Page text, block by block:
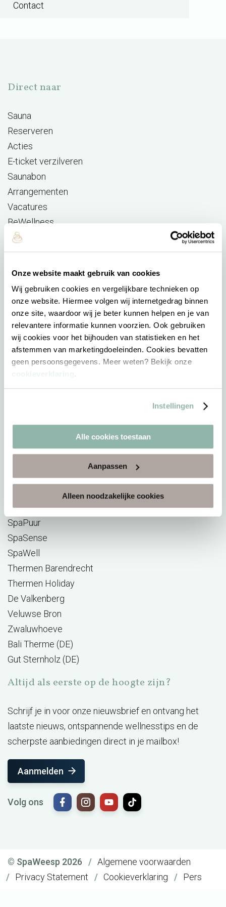
Onze website maakt gebruik van cookies
Wij gebruiken cookies en vergelijkbare technieken op
onze website. Hiermee volgen wij internetgedrag binnen
onze site, waardoor wij je beter kunnen helpen en je van
relevantere informatie kunnen voorzien. Ook gebruiken
wij cookies voor het bijhouden van statistieken en het
afstemmen van marketingdoeleinden. Cookies bevatten
geen persoonsgegevens. Meer weten? Bekijk onze
.
Instellingen
Alle cookies toestaan
Aanpassen
Alleen noodzakelijke cookies
Contact
Direct naar
Sauna
Reserveren
Acties
E-ticket verzilveren
Saunabon
Arrangementen
Vacatures
BeWellness
Massage opleidingen
Wellness Giftcard
Praktische info
Entreeprijzen
Badenkaarten
Badkledingdagen
Reservering wijzigen
Ons goede doel
Hezemeer
SpaPuur
SpaSense
SpaWell
Thermen Barendrecht
Thermen Holiday
De Valkenberg
Veluwse Bron
Zwaluwhoeve
Bali Therme (DE)
Gut Sternholz (DE)
Altijd als eerste op de hoogte zijn?
Schrijf je in voor onze nieuwsbrief en ontvang het
laatste nieuws, ontspannende wellnesstips en de
scherpste aanbiedingen direct in je mailbox!
Aanmelden
Volg ons
© SpaWeesp 2026
Algemene voorwaarden
Privacy Statement
Cookieverklaring Pers